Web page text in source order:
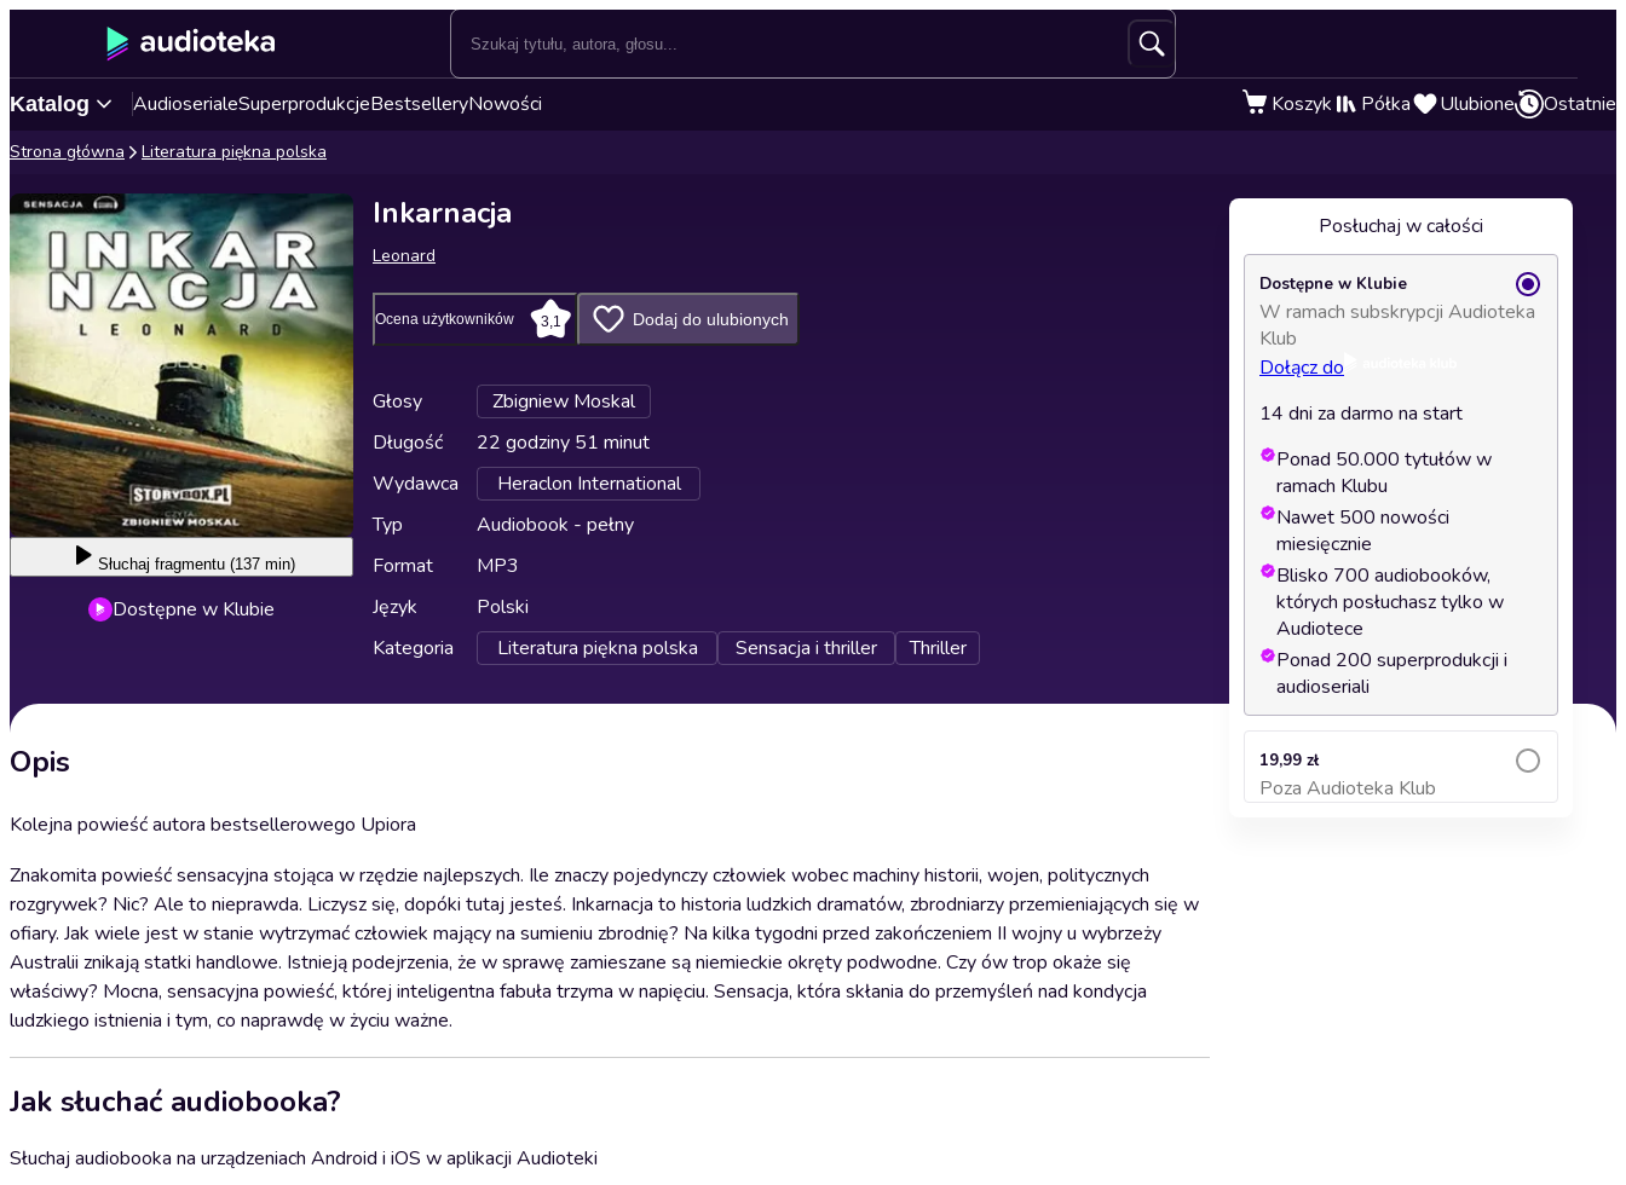
Katalog AudioserialeSuperprodukcjeBestselleryNowości Koszyk Półka Ulubione Ostatnie
Strona główna Literatura piękna polska
Słuchaj fragmentu (137 min)
Dostępne w Klubie
Inkarnacja
Leonard
Ocena użytkowników 3,1 Dodaj do ulubionych
Głosy
Zbigniew Moskal
Długość
22 godziny 51 minut
Wydawca
Heraclon International
Typ
Audiobook - pełny
Format
MP3
Język
Polski
Kategoria
Literatura piękna polska Sensacja i thriller Thriller
Opis
Kolejna powieść autora bestsellerowego Upiora
Znakomita powieść sensacyjna stojąca w rzędzie najlepszych. Ile znaczy pojedynczy człowiek wobec machiny historii, wojen, politycznych
rozgrywek? Nic? Ale to nieprawda. Liczysz się, dopóki tutaj jesteś. Inkarnacja to historia ludzkich dramatów, zbrodniarzy przemieniających się w
ofiary. Jak wiele jest w stanie wytrzymać człowiek mający na sumieniu zbrodnię? Na kilka tygodni przed zakończeniem II wojny u wybrzeży
Australii znikają statki handlowe. Istnieją podejrzenia, że w sprawę zamieszane są niemieckie okręty podwodne. Czy ów trop okaże się
właściwy? Mocna, sensacyjna powieść, której inteligentna fabuła trzyma w napięciu. Sensacja, która skłania do przemyśleń nad kondycja
ludzkiego istnienia i tym, co naprawdę w życiu ważne.
Jak słuchać audiobooka?
Słuchaj audiobooka na urządzeniach Android i iOS w aplikacji Audioteki
Posłuchaj w całości
Dostępne w Klubie
W ramach subskrypcji Audioteka
Klub
Dołącz do
14 dni za darmo na start
Ponad 50.000 tytułów w
ramach Klubu
Nawet 500 nowości
miesięcznie
Blisko 700 audiobooków,
których posłuchasz tylko w
Audiotece
Ponad 200 superprodukcji i
audioseriali
19,99 zł
Poza Audioteka Klub
Dodaj do koszyka